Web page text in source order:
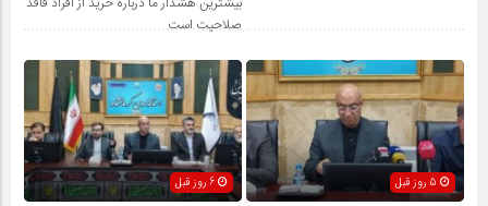
صلاحیت است